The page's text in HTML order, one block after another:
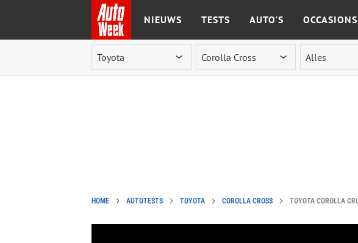
Ga naar de inhoud
NIEUWS TESTS AUTO'S OCCASIONS
HOME AUTOTESTS TOYOTA COROLLA CROSS TOYOTA COROLLA